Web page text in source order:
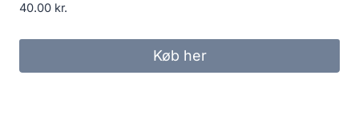
40.00 kr.
Køb her